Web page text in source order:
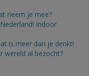
neem je mee?
Indoor
is meer dan je denkt!
wereld al bezocht?